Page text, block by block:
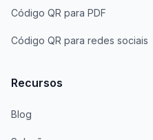
Código QR para PDF
Código QR para redes sociais
Recursos
Blog